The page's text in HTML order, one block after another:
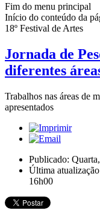
Fim do menu principal
Início do conteúdo da
18º Festival de Artes
Jornada de
diferentes
Trabalhos nas áreas de
apresentados
Publicado:
Última
16h00